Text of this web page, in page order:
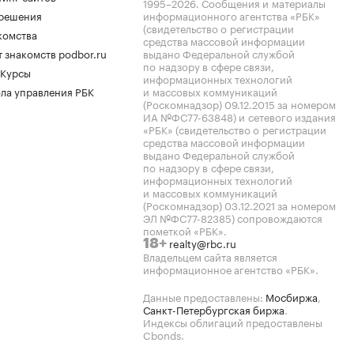
знакомств podbor.ru
управления РБК
информационного агентства «РБК»
(свидетельство о регистрации
средства массовой информации
выдано Федеральной службой
по надзору в сфере связи,
информационных технологий
и массовых коммуникаций
(Роскомнадзор) 09.12.2015 за номером
ИА №ФС77-63848) и сетевого издания
«РБК» (свидетельство о регистрации
средства массовой информации
выдано Федеральной службой
по надзору в сфере связи,
информационных технологий
и массовых коммуникаций
(Роскомнадзор) 03.12.2021 за номером
ЭЛ №ФС77-82385) сопровождаются
пометкой «РБК».
18+ realty@rbc.ru
Владельцем сайта является
информационное агентство «РБК».
Данные предоставлены: Мосбиржа,
Санкт-Петербургская биржа.
Индексы облигаций предоставлены
Cbonds.